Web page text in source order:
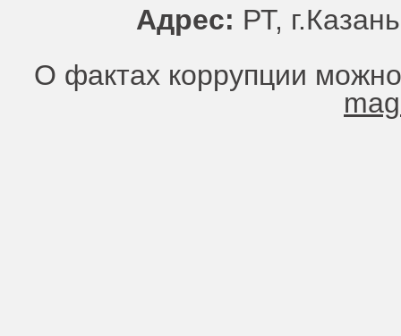
Адрес: РТ,
О фактах коррупции